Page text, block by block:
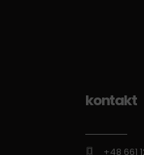
kontakt
+48 661